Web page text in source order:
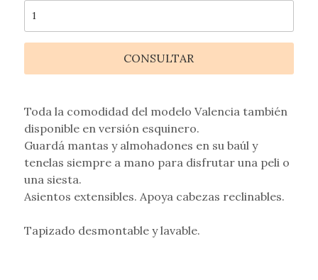
CONSULTAR
Toda la comodidad del modelo Valencia también
disponible en versión esquinero.
Guardá mantas y almohadones en su baúl y
tenelas siempre a mano para disfrutar una peli o
una siesta.
Asientos extensibles. Apoya cabezas reclinables.
Tapizado desmontable y lavable.